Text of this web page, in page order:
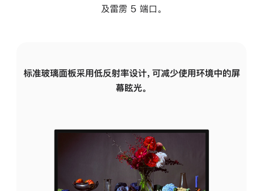
及雷雳 5 端口。
标准玻璃面板采用低反射率设计，可减少使用环境中的屏
幕眩光。